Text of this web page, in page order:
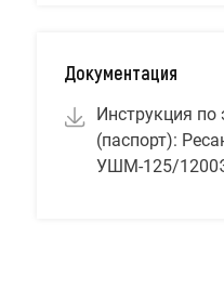
Документация
Инструкция по
(паспорт):
УШМ-125/